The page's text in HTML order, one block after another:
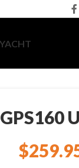
GPS160
$